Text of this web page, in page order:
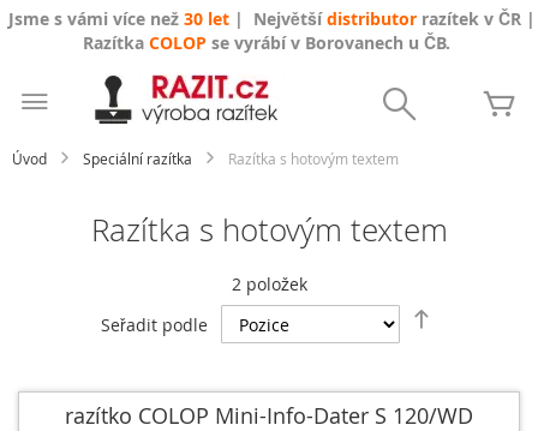
Jsme s vámi více než 30 let| Největšídistributorrazítek v ČR |
Razítka COLOP se vyrábí v Borovanech u ČB.
na
obsah
Úvod Speciální razítka Razítka s hotovým textem
Razítka s hotovým textem
2položek
Seřadit podle
razítko COLOP Mini-Info-Dater S 120/WD